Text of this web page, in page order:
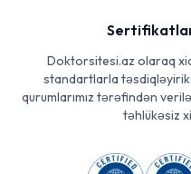
Doktorsitesi.az olaraq
standartlarla
qurumlarımız tərəfindən
təhlükəsiz